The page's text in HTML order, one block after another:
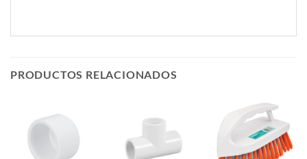
PRODUCTOS RELACIONADOS